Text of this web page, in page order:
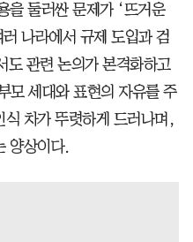
을 둘러싼 문제가 ‘뜨거운
나라에서 규제 도입과 검
도 관련 논의가 본격화하고
모 세대와 표현의 자유를 주
차가 뚜렷하게 드러나며,
양상이다.